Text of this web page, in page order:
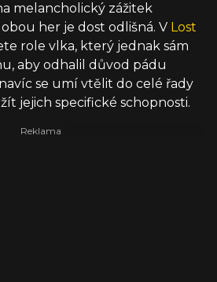
melancholický zážitek
her je dost odlišná. V Lost
role vlka, který jednak sám
aby odhalil důvod pádu
navíc se umí vtělit do celé řady
jejich specifické schopnosti.